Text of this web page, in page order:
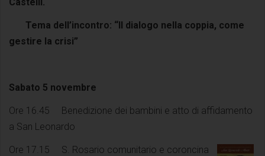
Tema dell’incontro: “Il dialogo nella coppia, come
gestire la crisi”
Sabato 5 novembre
Ore 16.45 Benedizione dei bambini e atto di affidamento
a San Leonardo
Ore 17.15 S. Rosario comunitario e coroncina